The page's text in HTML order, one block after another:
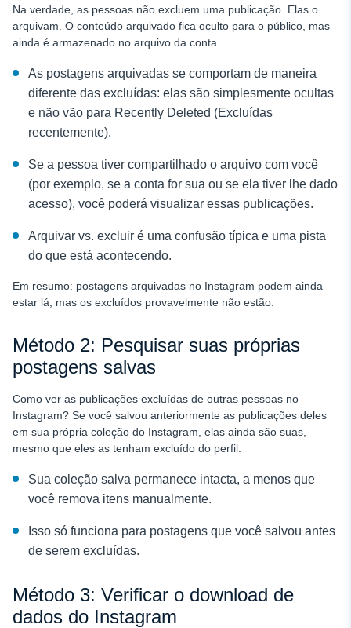
Na verdade, as pessoas não excluem uma publicação. Elas o
arquivam. O conteúdo arquivado fica oculto para o público, mas
ainda é armazenado no arquivo da conta.
As postagens arquivadas se comportam de maneira
diferente das excluídas: elas são simplesmente ocultas
e não vão para Recently Deleted (Excluídas
recentemente).
Se a pessoa tiver compartilhado o arquivo com você
(por exemplo, se a conta for sua ou se ela tiver lhe dado
acesso), você poderá visualizar essas publicações.
Arquivar vs. excluir é uma confusão típica e uma pista
do que está acontecendo.
Em resumo: postagens arquivadas no Instagram podem ainda
estar lá, mas os excluídos provavelmente não estão.
Método 2: Pesquisar suas próprias
postagens salvas
Como ver as publicações excluídas de outras pessoas no
Instagram? Se você salvou anteriormente as publicações deles
em sua própria coleção do Instagram, elas ainda são suas,
mesmo que eles as tenham excluído do perfil.
Sua coleção salva permanece intacta, a menos que
você remova itens manualmente.
Isso só funciona para postagens que você salvou antes
de serem excluídas.
Método 3: Verificar o download de
dados do Instagram